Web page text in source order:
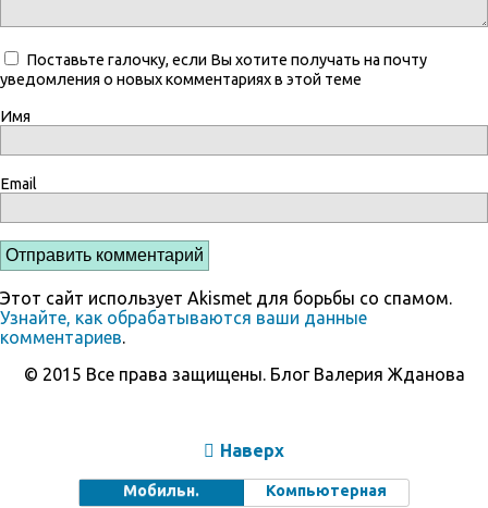
Поставьте галочку, если Вы хотите получать на почту
уведомления о новых комментариях в этой теме
Имя
Email
Этот сайт использует Akismet для борьбы со спамом.
Узнайте, как обрабатываются ваши данные
комментариев
© 2015 Все права защищены. Блог Валерия Жданова
Наверх
Мобильн. Компьютерная